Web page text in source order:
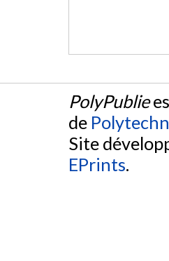
PolyPublie
de
Site
EPrints.